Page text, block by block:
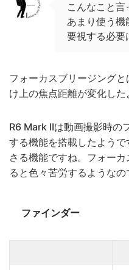
こんなこと言
あまり使う
要視する必要
フォーカスブリージング
け上の焦点距離が変化した
R6 Mark IIは動画撮影時の
する機能を搭載したよう
さる機能ですね。フォー
ると色々苦労するようなの
ファインダー